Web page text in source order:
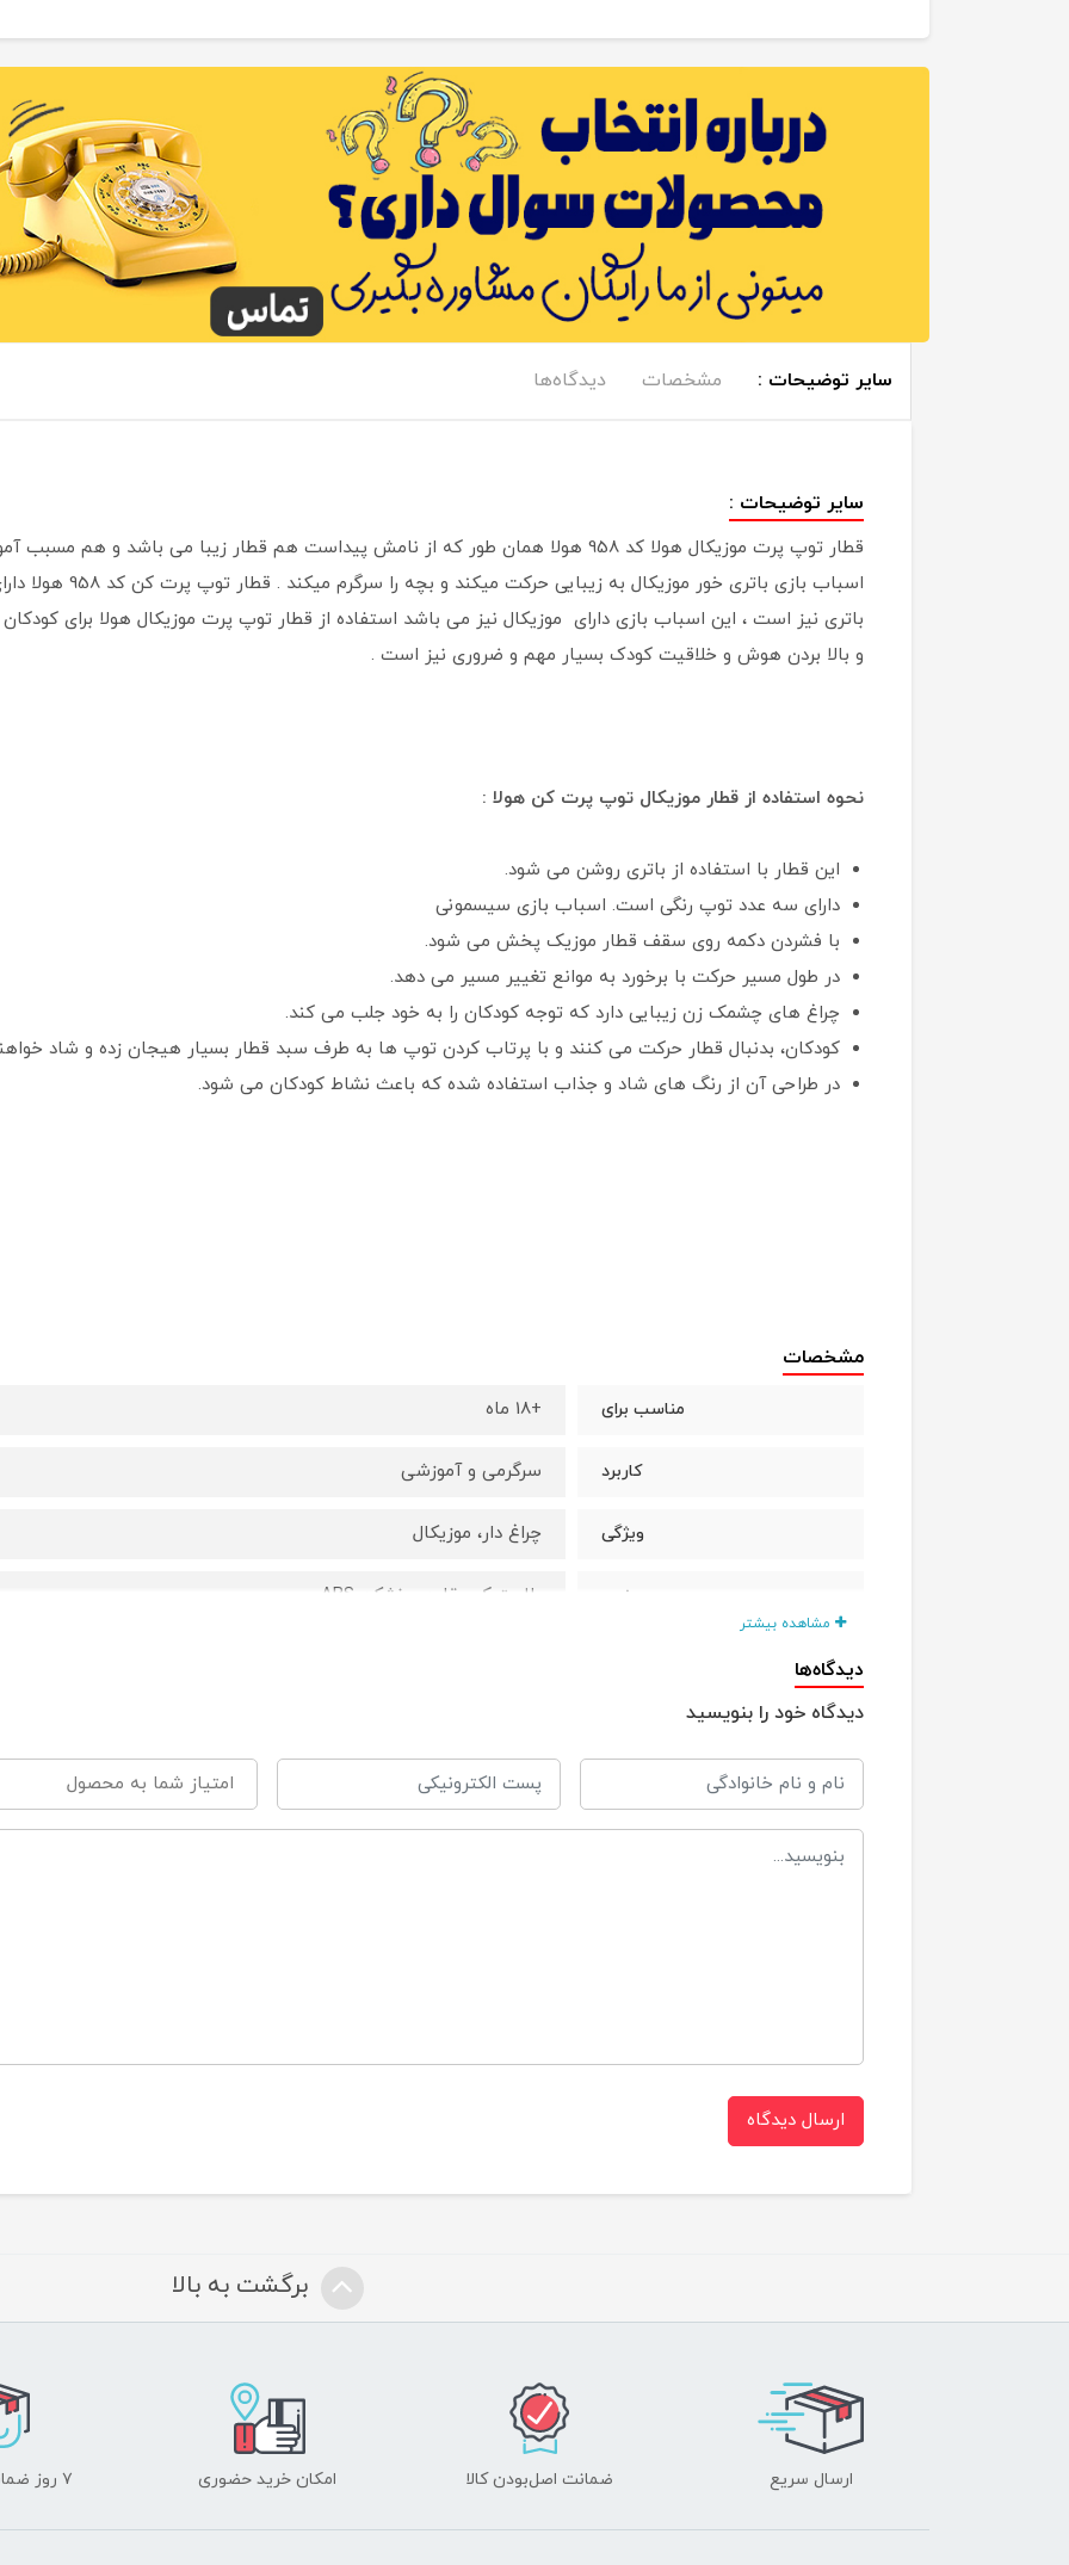
سایر توضیحات : مشخصات دیدگاه‌ها
سایر توضیحات :
قطار توپ پرت موزیکال هولا کد 958 هولا همان طور که از نامش پیداست هم قطار زیبا می
و بالا بردن هوش و خلاقیت کودک بسیار مهم و ضروری نیز است .
نحوه استفاده از قطار موزیکال توپ پرت کن هولا :
این قطار با استفاده از باتری روشن می شود.
دارای سه عدد توپ رنگی است. اسباب بازی سیسمونی
با فشردن دکمه روی سقف قطار موزیک پخش می شود.
در طول مسیر حرکت با برخورد به موانع تغییر مسیر می دهد.
چراغ های چشمک زن زیبایی دارد که توجه کودکان را به خود جلب می کند.
کودکان، بدنبال قطار حرکت می کنند و با پرتاب کردن توپ ها به طرف سبد قطار بسیار هیجان زده و شاد
در طراحی آن از رنگ های شاد و جذاب استفاده شده که باعث نشاط کودکان می شود.
مشخصات
مناسب برای +18 ماه
کاربرد سرگرمی و آموزشی
ویژگی چراغ دار، موزیکال
جنس پلاستیک مقاوم و نشکن ABS
مشاهده بیشتر
دیدگاه‌ها
دیدگاه خود را بنویسید
ارسال دیدگاه
برگشت به بالا
ارسال سریع ضمانت اصل‌بودن کالا امکان خرید حضوری ۷ روز ضمانت بازگشت